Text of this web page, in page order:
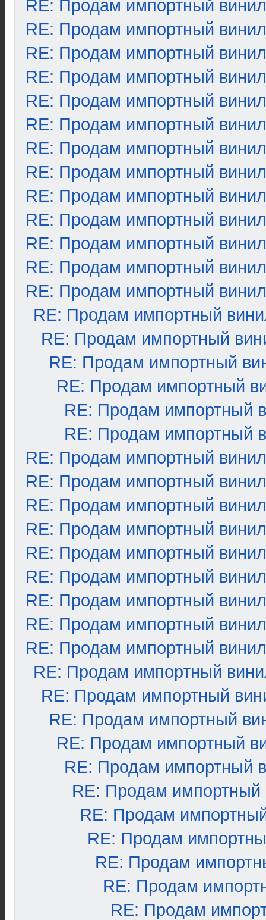
RE: Продам импортный винил
RE: Продам импортный винил
RE: Продам импортный винил
RE: Продам импортный винил
RE: Продам импортный винил
RE: Продам импортный винил
RE: Продам импортный винил
RE: Продам импортный винил
RE: Продам импортный винил
RE: Продам импортный винил
RE: Продам импортный винил
RE: Продам импортный винил
RE: Продам импортный винил
RE: Продам импортный
RE: Продам импортный
RE: Продам импортный
RE: Продам импортный
RE: Продам импортный
RE: Продам импортный
RE: Продам импортный винил
RE: Продам импортный винил
RE: Продам импортный винил
RE: Продам импортный винил
RE: Продам импортный винил
RE: Продам импортный винил
RE: Продам импортный винил
RE: Продам импортный винил
RE: Продам импортный винил
RE: Продам импортный
RE: Продам импортный
RE: Продам импортный
RE: Продам импортный
RE: Продам импортный
RE: Продам импортный
RE: Продам
RE: Продам
RE: Продам
RE: Продам
RE: Продам